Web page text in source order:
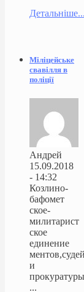
Детальніше...
Міліцейське
свавілля в
поліції
Андрей
15.09.2018
- 14:32
Козлино-
бафомет
ское-
милитарист
ское
единение
ментов,судей
и
прокуратуры
...